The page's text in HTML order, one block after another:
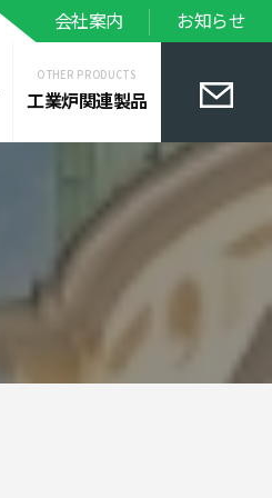
OTHER PRODUCTS
工業炉関連製品
会社案内 お知らせ